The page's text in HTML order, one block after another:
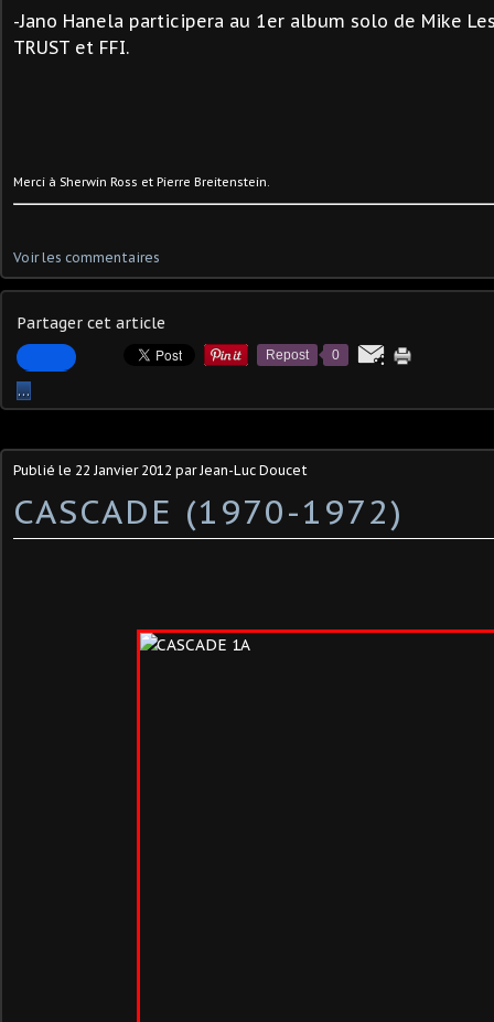
-Jano Hanela participera au 1er album solo de Mike
TRUST et FFI.
Merci à Sherwin Ross et Pierre Breitenstein.
Voir les commentaires
Partager cet article
Repost 0
…
Publié le 22 Janvier 2012 par Jean-Luc Doucet
CASCADE (1970-1972)